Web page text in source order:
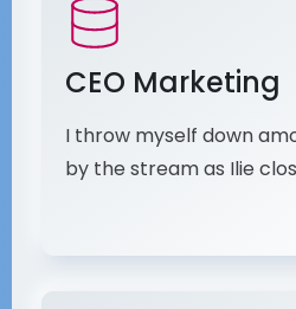
CEO Marketing
I throw myself down
by the stream as Ilie